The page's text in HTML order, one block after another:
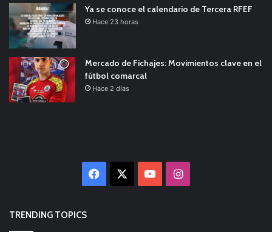
Ya se conoce el calendario de Tercera RFEF
Hace 23 horas
Mercado de Fichajes: Movimientos clave en el
fútbol comarcal
Hace 2 días
Facebook YouTubeInstagram
TRENDING TOPICS